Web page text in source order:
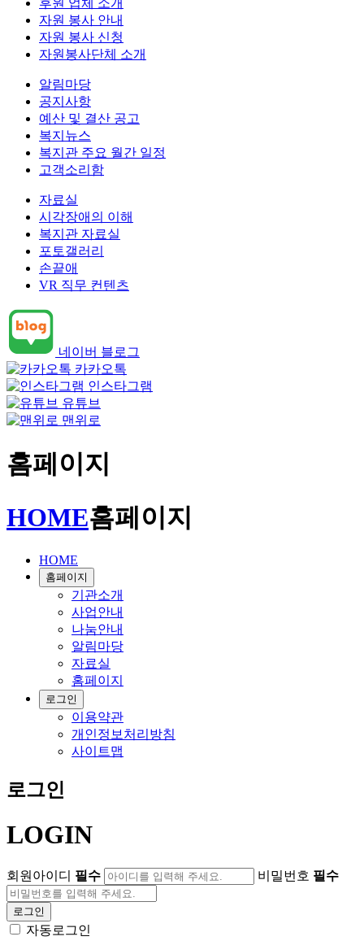
자원 봉사 안내
자원 봉사 신청
자원봉사단체 소개
알림마당
공지사항
예산 및 결산 공고
복지뉴스
복지관 주요 월간 일정
고객소리함
자료실
시각장애의 이해
복지관 자료실
포토갤러리
손끝애
VR 직무 컨텐츠
네이버 블로그
카카오톡
인스타그램
유튜브
맨위로
홈페이지
HOME홈페이지
HOME
홈페이지
기관소개
사업안내
나눔안내
알림마당
자료실
홈페이지
로그인
이용약관
개인정보처리방침
사이트맵
로그인
LOGIN
회원아이디 필수 비밀번호 필수
로그인
자동로그인